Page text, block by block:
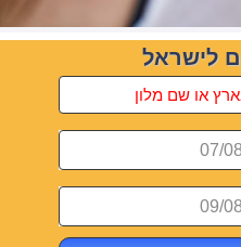
לישראל
07/
09/